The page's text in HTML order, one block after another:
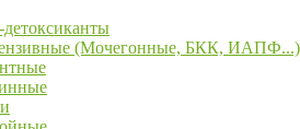
(Мочегонные, БКК, ИАПФ...)